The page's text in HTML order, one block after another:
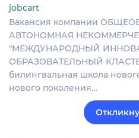
jobcart
Вакансия компании
АВТОНОМНАЯ
"МЕЖДУНАРОДНЫЙ
ОБРАЗОВАТЕЛЬНЫЙ
билингвальная школа
нового поколения…